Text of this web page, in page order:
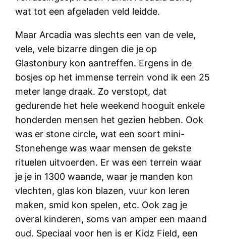
wat tot een afgeladen veld leidde.
Maar Arcadia was slechts een van de vele,
vele, vele bizarre dingen die je op
Glastonbury kon aantreffen. Ergens in de
bosjes op het immense terrein vond ik een 25
meter lange draak. Zo verstopt, dat
gedurende het hele weekend hooguit enkele
honderden mensen het gezien hebben. Ook
was er stone circle, wat een soort mini-
Stonehenge was waar mensen de gekste
rituelen uitvoerden. Er was een terrein waar
je je in 1300 waande, waar je manden kon
vlechten, glas kon blazen, vuur kon leren
maken, smid kon spelen, etc. Ook zag je
overal kinderen, soms van amper een maand
oud. Speciaal voor hen is er Kidz Field, een